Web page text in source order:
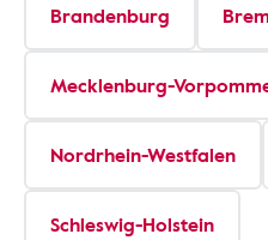
Brandenburg
Mecklenburg-
Nordrhein-Westfalen
Schleswig-Holstein